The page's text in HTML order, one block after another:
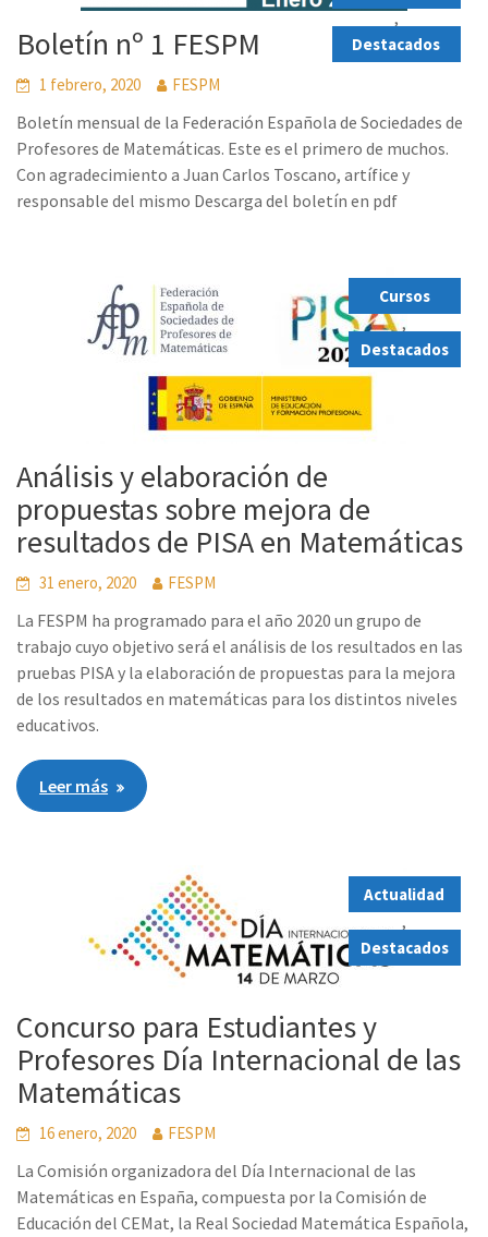
,
Destacados
Boletín nº 1 FESPM
1 febrero, 2020 FESPM
Boletín mensual de la Federación Española de Sociedades de
Profesores de Matemáticas. Este es el primero de muchos.
Con agradecimiento a Juan Carlos Toscano, artífice y
responsable del mismo Descarga del boletín en pdf
Cursos
,
Destacados
Análisis y elaboración de
propuestas sobre mejora de
resultados de PISA en Matemáticas
31 enero, 2020 FESPM
La FESPM ha programado para el año 2020 un grupo de
trabajo cuyo objetivo será el análisis de los resultados en las
pruebas PISA y la elaboración de propuestas para la mejora
de los resultados en matemáticas para los distintos niveles
educativos.
Leer más
Actualidad
,
Destacados
Concurso para Estudiantes y
Profesores Día Internacional de las
Matemáticas
16 enero, 2020 FESPM
La Comisión organizadora del Día Internacional de las
Matemáticas en España, compuesta por la Comisión de
Educación del CEMat, la Real Sociedad Matemática Española,